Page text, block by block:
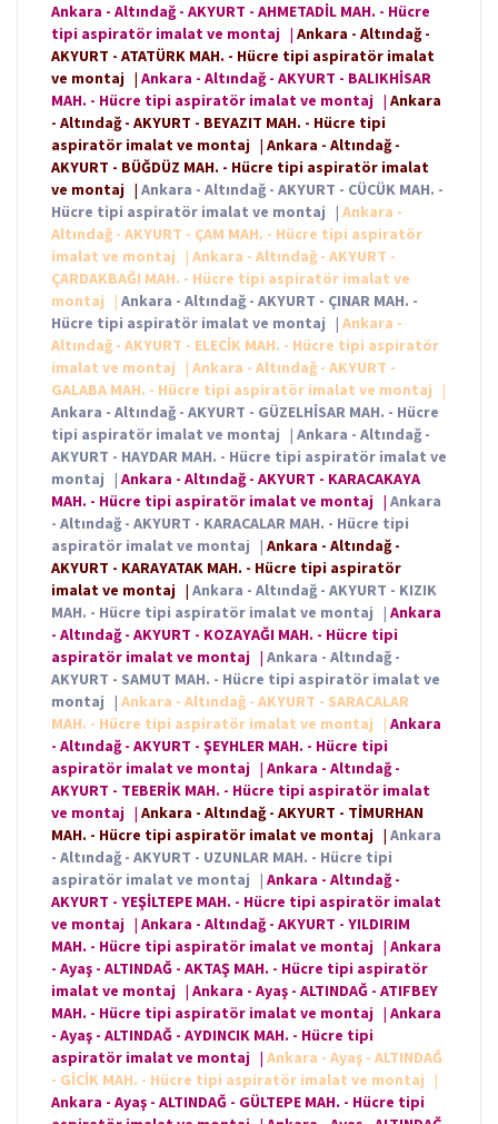
Ankara - Altındağ - AKYURT - AHMETADİL MAH. - Hücre
tipi aspiratör imalat ve montaj | Ankara - Altındağ -
AKYURT - ATATÜRK MAH. - Hücre tipi aspiratör imalat
ve montaj | Ankara - Altındağ - AKYURT - BALIKHİSAR
MAH. - Hücre tipi aspiratör imalat ve montaj | Ankara
- Altındağ - AKYURT - BEYAZIT MAH. - Hücre tipi
aspiratör imalat ve montaj | Ankara - Altındağ -
AKYURT - BÜĞDÜZ MAH. - Hücre tipi aspiratör imalat
ve montaj | Ankara - Altındağ - AKYURT - CÜCÜK MAH. -
Hücre tipi aspiratör imalat ve montaj | Ankara -
Altındağ - AKYURT - ÇAM MAH. - Hücre tipi aspiratör
imalat ve montaj
| Ankara - Altındağ - AKYURT -
ÇARDAKBAĞI MAH. - Hücre tipi aspiratör imalat ve
montaj
| Ankara - Altındağ - AKYURT - ÇINAR MAH. -
Hücre tipi aspiratör imalat ve montaj | Ankara -
Altındağ - AKYURT - ELECİK MAH. - Hücre tipi aspiratör
imalat ve montaj
| Ankara - Altındağ - AKYURT -
GALABA MAH. - Hücre tipi aspiratör imalat ve montaj
|
Ankara - Altındağ - AKYURT - GÜZELHİSAR MAH. - Hücre
tipi aspiratör imalat ve montaj | Ankara - Altındağ -
AKYURT - HAYDAR MAH. - Hücre tipi aspiratör imalat ve
montaj | Ankara - Altındağ - AKYURT - KARACAKAYA
MAH. - Hücre tipi aspiratör imalat ve montaj | Ankara
- Altındağ - AKYURT - KARACALAR MAH. - Hücre tipi
aspiratör imalat ve montaj | Ankara - Altındağ -
AKYURT - KARAYATAK MAH. - Hücre tipi aspiratör
imalat ve montaj | Ankara - Altındağ - AKYURT - KIZIK
MAH. - Hücre tipi aspiratör imalat ve montaj | Ankara
- Altındağ - AKYURT - KOZAYAĞI MAH. - Hücre tipi
aspiratör imalat ve montaj | Ankara - Altındağ -
AKYURT - SAMUT MAH. - Hücre tipi aspiratör imalat ve
montaj | Ankara - Altındağ - AKYURT - SARACALAR
MAH. - Hücre tipi aspiratör imalat ve montaj
| Ankara
- Altındağ - AKYURT - ŞEYHLER MAH. - Hücre tipi
aspiratör imalat ve montaj | Ankara - Altındağ -
AKYURT - TEBERİK MAH. - Hücre tipi aspiratör imalat
ve montaj | Ankara - Altındağ - AKYURT - TİMURHAN
MAH. - Hücre tipi aspiratör imalat ve montaj | Ankara
- Altındağ - AKYURT - UZUNLAR MAH. - Hücre tipi
aspiratör imalat ve montaj | Ankara - Altındağ -
AKYURT - YEŞİLTEPE MAH. - Hücre tipi aspiratör imalat
ve montaj | Ankara - Altındağ - AKYURT - YILDIRIM
MAH. - Hücre tipi aspiratör imalat ve montaj | Ankara
- Ayaş - ALTINDAĞ - AKTAŞ MAH. - Hücre tipi aspiratör
imalat ve montaj | Ankara - Ayaş - ALTINDAĞ - ATIFBEY
MAH. - Hücre tipi aspiratör imalat ve montaj | Ankara
- Ayaş - ALTINDAĞ - AYDINCIK MAH. - Hücre tipi
aspiratör imalat ve montaj | Ankara - Ayaş - ALTINDAĞ
- GİCİK MAH. - Hücre tipi aspiratör imalat ve montaj
|
Ankara - Ayaş - ALTINDAĞ - GÜLTEPE MAH. - Hücre tipi